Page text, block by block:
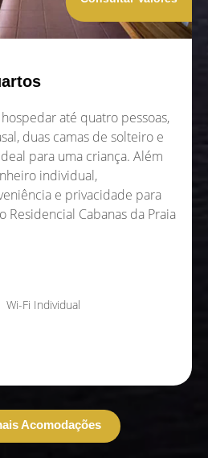
até quatro pessoas,
duas camas de solteiro e
para uma criança. Além
individual,
e privacidade para
Residencial Cabanas da Praia
Wi-Fi Individual
Acomodações